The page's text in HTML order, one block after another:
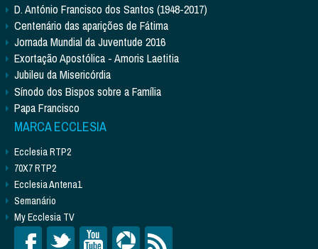
D. António Francisco dos Santos (1948-2017)
Centenário das aparições de Fátima
Jornada Mundial da Juventude 2016
Exortação Apostólica - Amoris Laetitia
Jubileu da Misericórdia
Sínodo dos Bispos sobre a Família
Papa Francisco
MARCA ECCLESIA
Ecclesia RTP2
70X7 RTP2
Ecclesia Antena1
Semanário
My Ecclesia TV